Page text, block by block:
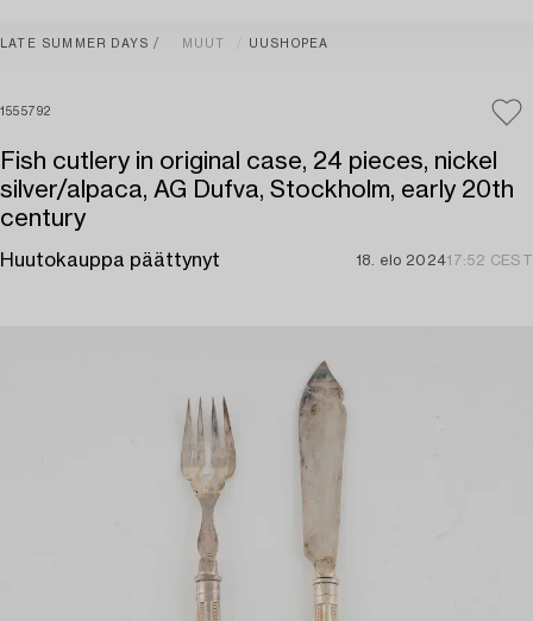
LATE SUMMER DAYS MUUT UUSHOPEA
1555792
Fish cutlery in original case, 24 pieces, nickel
silver/alpaca, AG Dufva, Stockholm, early 20th
century
Huutokauppa päättynyt 18. elo 202417:52 CEST